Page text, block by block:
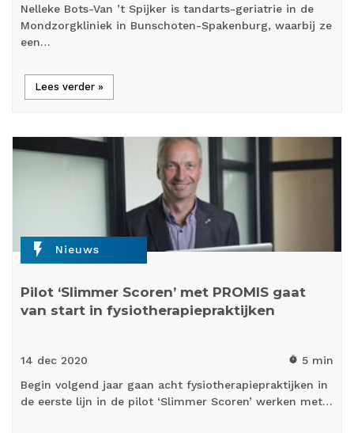
Nelleke Bots-Van ’t Spijker is tandarts-geriatrie in de
Mondzorgkliniek in Bunschoten-Spakenburg, waarbij ze
een…
Lees verder »
flash_on Nieuws
Pilot ‘Slimmer Scoren’ met PROMIS gaat
van start in fysiotherapiepraktijken
14 dec 2020 timer 5 min
Begin volgend jaar gaan acht fysiotherapiepraktijken in
de eerste lijn in de pilot ‘Slimmer Scoren’ werken met…